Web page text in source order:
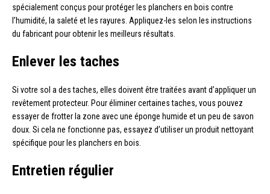
spécialement conçus pour protéger les planchers en bois contre
l’humidité, la saleté et les rayures. Appliquez-les selon les instructions
du fabricant pour obtenir les meilleurs résultats.
Enlever les taches
Si votre sol a des taches, elles doivent être traitées avant d’appliquer un
revêtement protecteur. Pour éliminer certaines taches, vous pouvez
essayer de frotter la zone avec une éponge humide et un peu de savon
doux. Si cela ne fonctionne pas, essayez d’utiliser un produit nettoyant
spécifique pour les planchers en bois.
Entretien régulier